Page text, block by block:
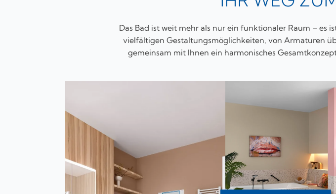
Das Bad ist weit mehr als nur ein funktionaler Raum –
vielfältigen Gestaltungsmöglichkeiten, von Armaturen
gemeinsam mit Ihnen ein harmonisches